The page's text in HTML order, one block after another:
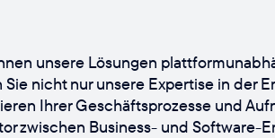
unsere Lösungen
Sie nicht nur unsere Expertise in der
Ihrer Geschäftsprozesse und
zwischen Business- und Software-